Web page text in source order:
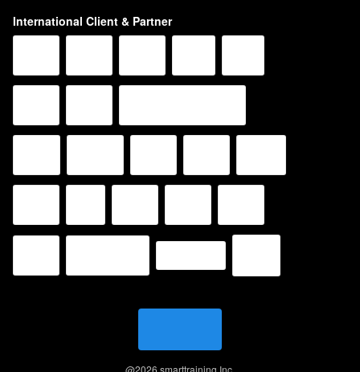
International Client & Partner
@2026 smarttraining Inc.